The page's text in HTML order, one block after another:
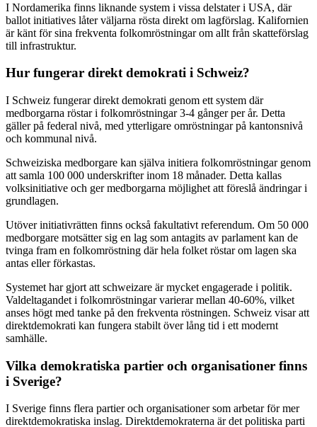
I Nordamerika finns liknande system i vissa delstater i USA, där
ballot initiatives låter väljarna rösta direkt om lagförslag. Kalifornien
är känt för sina frekventa folkomröstningar om allt från skatteförslag
till infrastruktur.
Hur fungerar direkt demokrati i Schweiz?
I Schweiz fungerar direkt demokrati genom ett system där
medborgarna röstar i folkomröstningar 3-4 gånger per år. Detta
gäller på federal nivå, med ytterligare omröstningar på kantonsnivå
och kommunal nivå.
Schweiziska medborgare kan själva initiera folkomröstningar genom
att samla 100 000 underskrifter inom 18 månader. Detta kallas
volksinitiative och ger medborgarna möjlighet att föreslå ändringar i
grundlagen.
Utöver initiativrätten finns också fakultativt referendum. Om 50 000
medborgare motsätter sig en lag som antagits av parlament kan de
tvinga fram en folkomröstning där hela folket röstar om lagen ska
antas eller förkastas.
Systemet har gjort att schweizare är mycket engagerade i politik.
Valdeltagandet i folkomröstningar varierar mellan 40-60%, vilket
anses högt med tanke på den frekventa röstningen. Schweiz visar att
direktdemokrati kan fungera stabilt över lång tid i ett modernt
samhälle.
Vilka demokratiska partier och organisationer finns
i Sverige?
I Sverige finns flera partier och organisationer som arbetar för mer
direktdemokratiska inslag. Direktdemokraterna är det politiska parti